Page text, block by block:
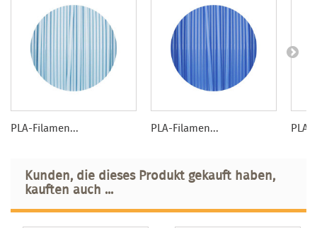
PLA-Filamen... PLA-Filamen...
Kunden, die dieses Produkt gekauft haben,
kauften auch ...